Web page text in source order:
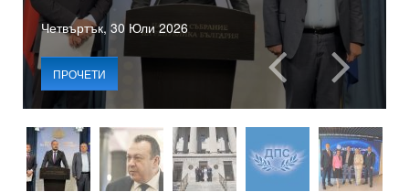
Четвъртък, 30 Юли 2026
ПРОЧЕТИ